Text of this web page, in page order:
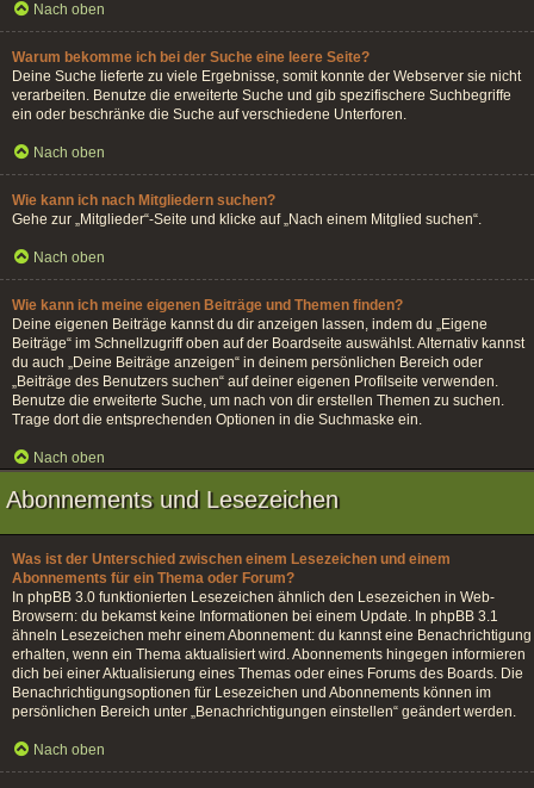
Nach oben
Warum bekomme ich bei der Suche eine leere Seite?
Deine Suche lieferte zu viele Ergebnisse, somit konnte der Webserver sie nicht
verarbeiten. Benutze die erweiterte Suche und gib spezifischere Suchbegriffe
ein oder beschränke die Suche auf verschiedene Unterforen.
Nach oben
Wie kann ich nach Mitgliedern suchen?
Gehe zur „Mitglieder“-Seite und klicke auf „Nach einem Mitglied suchen“.
Nach oben
Wie kann ich meine eigenen Beiträge und Themen finden?
Deine eigenen Beiträge kannst du dir anzeigen lassen, indem du „Eigene
Beiträge“ im Schnellzugriff oben auf der Boardseite auswählst. Alternativ kannst
du auch „Deine Beiträge anzeigen“ in deinem persönlichen Bereich oder
„Beiträge des Benutzers suchen“ auf deiner eigenen Profilseite verwenden.
Benutze die erweiterte Suche, um nach von dir erstellen Themen zu suchen.
Trage dort die entsprechenden Optionen in die Suchmaske ein.
Nach oben
Abonnements und Lesezeichen
Was ist der Unterschied zwischen einem Lesezeichen und einem
Abonnements für ein Thema oder Forum?
In phpBB 3.0 funktionierten Lesezeichen ähnlich den Lesezeichen in Web-
Browsern: du bekamst keine Informationen bei einem Update. In phpBB 3.1
ähneln Lesezeichen mehr einem Abonnement: du kannst eine Benachrichtigung
erhalten, wenn ein Thema aktualisiert wird. Abonnements hingegen informieren
dich bei einer Aktualisierung eines Themas oder eines Forums des Boards. Die
Benachrichtigungsoptionen für Lesezeichen und Abonnements können im
persönlichen Bereich unter „Benachrichtigungen einstellen“ geändert werden.
Nach oben